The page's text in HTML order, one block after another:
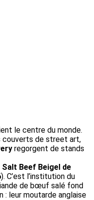
le centre du monde.
couverts de street art,
regorgent de stands
Salt Beef Beigel de
). C’est l’institution du
de bœuf salé fond
: leur moutarde anglaise